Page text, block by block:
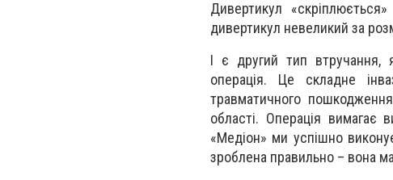
Дивертикул
дивертикул невеликий за
І є другий тип втручання,
операція. Це складне
травматичного
області. Операція вимагає
«Медіон» ми успішно
зроблена правильно – вона